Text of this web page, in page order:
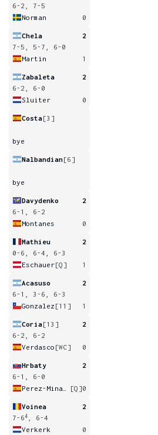
6-2, 7-5
Norman
0
Chela
2
7-5, 5-7, 6-0
Martin
1
Zabaleta
2
6-2, 6-0
Sluiter
0
Costa[3]
bye
Nalbandian[6]
bye
Davydenko
2
6-1, 6-2
Montanes
0
Mathieu
2
0-6, 6-4, 6-3
Eschauer[Q] 1
Acasuso
2
6-1, 3-6, 6-3
Gonzalez [11] 1
Coria[13]
2
6-2, 6-2
Verdasco [WC] 0
Hrbaty
2
6-1, 6-0
[Q]0
Voinea
2
7-64
, 6-4
Verkerk
0